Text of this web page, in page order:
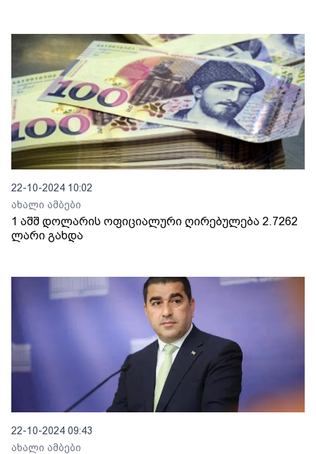
22-10-2024 10:02
ახალი ამბები
1 აშშ დოლარის ოფიციალური ღირებულება 2.7262
ლარი გახდა
22-10-2024 09:43
ახალი ამბები